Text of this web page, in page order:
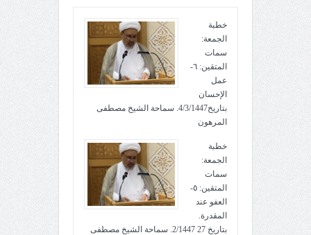
خطبة
الجمعة:
سمات
المتقين: ٦-
عمل
الإحسان
بتاريخ4/3/1447. سماحة الشيخ مصطفى
المرهون
خطبة
الجمعة:
سمات
المتقين: ٥-
العفو عند
المقدرة.
بتاريخ 27 2/1447. سماحة الشيخ مصطفى